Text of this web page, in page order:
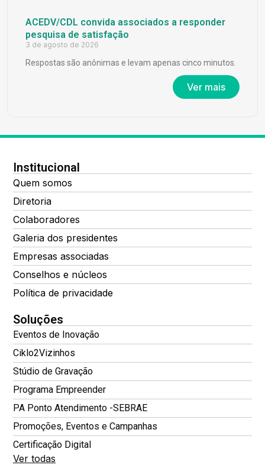
ACEDV/CDL convida associados a responder
pesquisa de satisfação
3 de agosto de 2026
Respostas são anônimas e levam apenas cinco minutos.
Ver mais
Institucional
Quem somos
Diretoria
Colaboradores
Galeria dos presidentes
Empresas associadas
Conselhos e núcleos
Política de privacidade
Soluções
Eventos de Inovação
Ciklo2Vizinhos
Stúdio de Gravação
Programa Empreender
PA Ponto Atendimento -SEBRAE
Promoções, Eventos e Campanhas
Certificação Digital
Ver todas